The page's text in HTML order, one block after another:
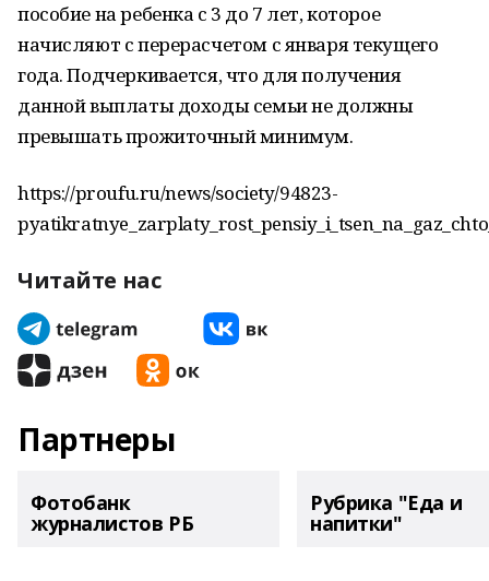
пособие на ребенка с 3 до 7 лет, которое
начисляют с перерасчетом с января текущего
года. Подчеркивается, что для получения
данной выплаты доходы семьи не должны
превышать прожиточный минимум.
https://proufu.ru/news/society/94823-
Читайте нас
Партнеры
Фотобанк
журналистов РБ
Рубрика "Еда и
напитки"